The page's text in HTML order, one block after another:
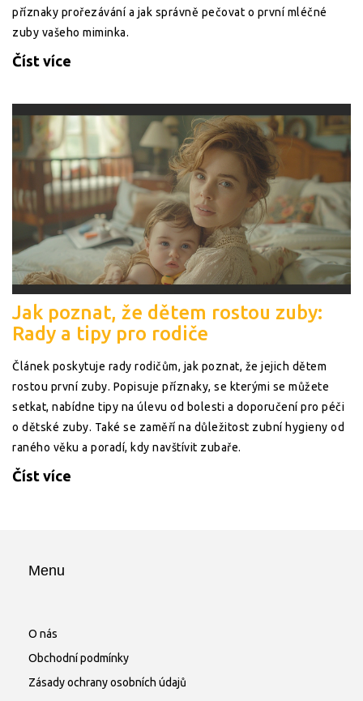
příznaky prořezávání a jak správně pečovat o první mléčné
zuby vašeho miminka.
Číst více
Jak poznat, že dětem rostou zuby:
Rady a tipy pro rodiče
Článek poskytuje rady rodičům, jak poznat, že jejich dětem
rostou první zuby. Popisuje příznaky, se kterými se můžete
setkat, nabídne tipy na úlevu od bolesti a doporučení pro péči
o dětské zuby. Také se zaměří na důležitost zubní hygieny od
raného věku a poradí, kdy navštívit zubaře.
Číst více
Menu
O nás
Obchodní podmínky
Zásady ochrany osobních údajů